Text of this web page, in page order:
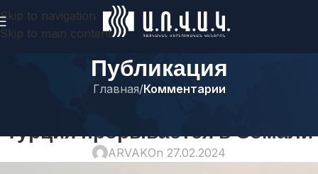
Skip to navigation
Skip to main content
Публикация
Главная/Комментарии
Турция прорывается в Сомали
ARVAKOn 27.02.2024